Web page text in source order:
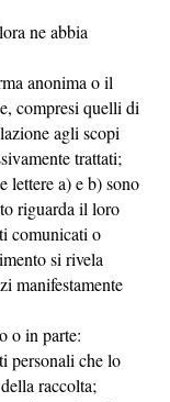
ne abbia
anonima o il
compresi quelli di
agli scopi
trattati;
lettere a) e b) sono
riguarda il loro
comunicati o
si rivela
manifestamente
o in parte:
personali che lo
raccolta;